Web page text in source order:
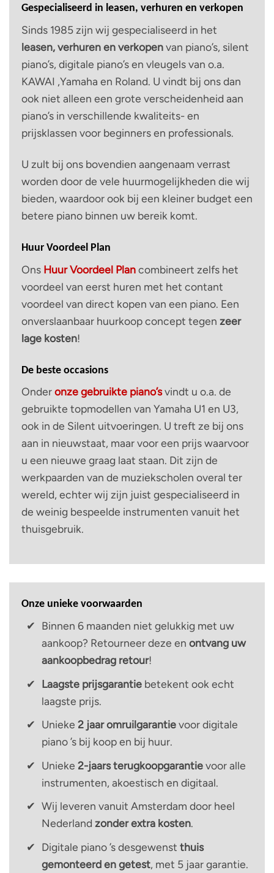
Gespecialiseerd in leasen, verhuren en verkopen
Sinds 1985 zijn wij gespecialiseerd in het
leasen, verhuren en verkopenvan piano’s, silent
piano’s, digitale piano’s en vleugels van o.a.
KAWAI ,Yamaha en Roland. U vindt bij ons dan
ook niet alleen een grote verscheidenheid aan
piano’s in verschillende kwaliteits- en
prijsklassen voor beginners en professionals.
U zult bij ons bovendien aangenaam verrast
worden door de vele huurmogelijkheden die wij
bieden, waardoor ook bij een kleiner budget een
betere piano binnen uw bereik komt.
Huur Voordeel Plan
Ons Huur Voordeel Plancombineert zelfs het
voordeel van eerst huren met het contant
voordeel van direct kopen van een piano. Een
onverslaanbaar huurkoop concept tegen zeer
lage kosten!
De beste occasions
Onderonze gebruikte piano’svindt u o.a. de
gebruikte topmodellen van Yamaha U1 en U3,
ook in de Silent uitvoeringen. U treft ze bij ons
aan in nieuwstaat, maar voor een prijs waarvoor
u een nieuwe graag laat staan. Dit zijn de
werkpaarden van de muziekscholen overal ter
wereld, echter wij zijn juist gespecialiseerd in
de weinig bespeelde instrumenten vanuit het
thuisgebruik.
Onze unieke voorwaarden
Binnen 6 maanden niet gelukkig met uw
aankoop? Retourneer deze en ontvang uw
aankoopbedrag retour!
Laagste prijsgarantiebetekent ook echt
laagste prijs.
Unieke 2 jaar omruilgarantievoor digitale
piano ’s bij koop en bij huur.
Unieke 2-jaars terugkoopgarantievoor alle
instrumenten, akoestisch en digitaal.
Wij leveren vanuit Amsterdam door heel
Nederland zonder extra kosten.
Digitale piano ’s desgewenst thuis
gemonteerd en getest, met 5 jaar garantie.